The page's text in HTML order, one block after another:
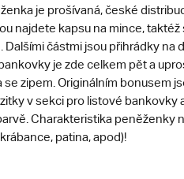
je prošívaná, české
najdete kapsu na mince, taktéž
částmi jsou přihrádky na
je zde celkem pět a
zipem. Originálním bonusem
v sekci pro listové bankovky
Charakteristika peněženky
patina, apod)!